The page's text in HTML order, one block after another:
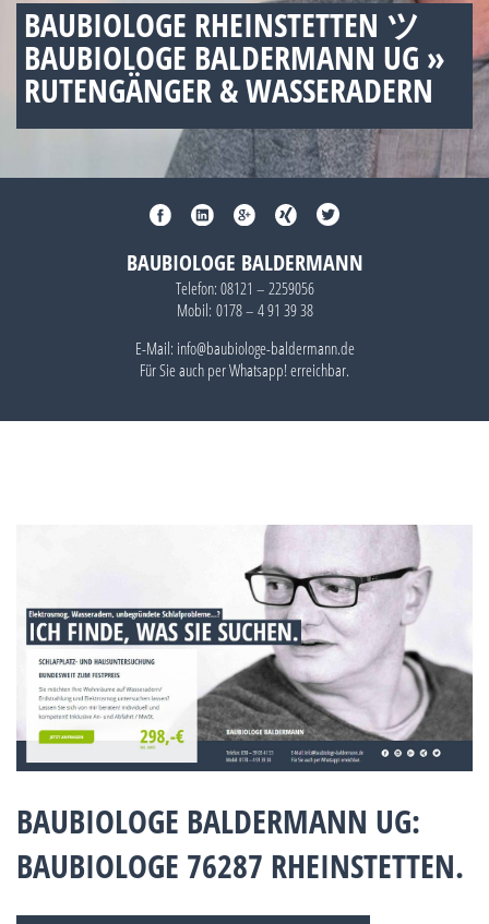
BAUBIOLOGE RHEINSTETTEN ツ
BAUBIOLOGE BALDERMANN UG »
RUTENGÄNGER & WASSERADERN
BAUBIOLOGE BALDERMANN
Telefon: 08121 – 2259056
Mobil: 0178 – 4 91 39 38
E-Mail: info@baubiologe-baldermann.de
Für Sie auch perWhatsapp!erreichbar.
BAUBIOLOGE BALDERMANN UG:
BAUBIOLOGE 76287 RHEINSTETTEN.